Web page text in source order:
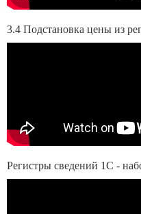
3.4 Подстановка цены из
Регистры сведений 1С -